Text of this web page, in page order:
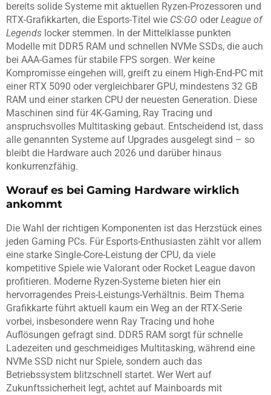
bereits solide Systeme mit aktuellen Ryzen-Prozessoren und
RTX-Grafikkarten, die Esports-Titel wie CS:GO oderLeague of
Legends locker stemmen. In der Mittelklasse punkten
Modelle mit DDR5 RAM und schnellen NVMe SSDs, die auch
bei AAA-Games für stabile FPS sorgen. Wer keine
Kompromisse eingehen will, greift zu einem High-End-PC mit
einer RTX 5090 oder vergleichbarer GPU, mindestens 32 GB
RAM und einer starken CPU der neuesten Generation. Diese
Maschinen sind für 4K-Gaming, Ray Tracing und
anspruchsvolles Multitasking gebaut. Entscheidend ist, dass
alle genannten Systeme auf Upgrades ausgelegt sind – so
bleibt die Hardware auch 2026 und darüber hinaus
konkurrenzfähig.
Worauf es bei Gaming Hardware wirklich
ankommt
Die Wahl der richtigen Komponenten ist das Herzstück eines
jeden Gaming PCs. Für Esports-Enthusiasten zählt vor allem
eine starke Single-Core-Leistung der CPU, da viele
kompetitive Spiele wie Valorant oder Rocket League davon
profitieren. Moderne Ryzen-Systeme bieten hier ein
hervorragendes Preis-Leistungs-Verhältnis. Beim Thema
Grafikkarte führt aktuell kaum ein Weg an der RTX-Serie
vorbei, insbesondere wenn Ray Tracing und hohe
Auflösungen gefragt sind. DDR5 RAM sorgt für schnelle
Ladezeiten und geschmeidiges Multitasking, während eine
NVMe SSD nicht nur Spiele, sondern auch das
Betriebssystem blitzschnell startet. Wer Wert auf
Zukunftssicherheit legt, achtet auf Mainboards mit